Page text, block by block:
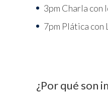
3pm Charla con
7pm Plática
¿Por qué son